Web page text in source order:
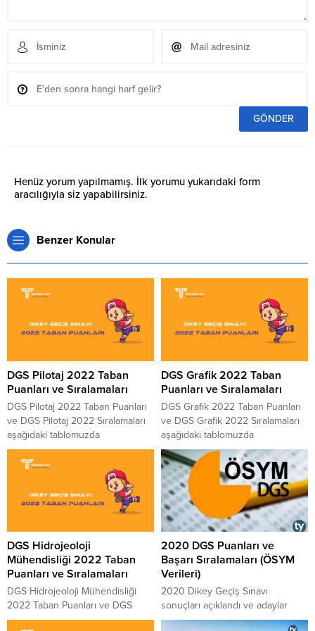
Henüz yorum yapılmamış. İlk yorumu yukarıdaki form
aracılığıyla siz yapabilirsiniz.
Benzer Konular
DGS Pilotaj 2022 Taban
Puanları ve Sıralamaları
DGS Pilotaj 2022 Taban Puanları
ve DGS Pilotaj 2022 Sıralamaları
aşağıdaki tablomuzda
paylaşılmıştır. 2022 yılında
DGS’ye girecek adaylara fikir ve
bilgi vermesi için paylaştığımız
tablo ÖSYM tarafından yayınlanan
güncel rakamları içermektedir.
Puanları için aşağıdaki listeyi
inceleyebilirsiniz. Puanlar
yüksekten düşüğe doğru
sıralanmıştır. 4 Yıllık Bölümlerin
2022 Taban Puanları...
DGS Grafik 2022 Taban
Puanları ve Sıralamaları
DGS Grafik 2022 Taban Puanları
ve DGS Grafik 2022 Sıralamaları
aşağıdaki tablomuzda
paylaşılmıştır. 2022 yılında
DGS’ye girecek adaylara fikir ve
bilgi vermesi için paylaştığımız
tablo ÖSYM tarafından yayınlanan
güncel rakamları içermektedir.
Grafik 2022 DGS Taban
Puanları için aşağıdaki listeyi
inceleyebilirsiniz. Puanlar
yüksekten düşüğe doğru
sıralanmıştır. 4 Yıllık Bölümlerin
2022 Taban Puanları...
DGS Hidrojeoloji
Mühendisliği 2022 Taban
Puanları ve Sıralamaları
DGS Hidrojeoloji Mühendisliği
2022 Taban Puanları ve DGS
Hidrojeoloji Mühendisliği 2022
2020 DGS Puanları ve
Başarı Sıralamaları (ÖSYM
Verileri)
2020 Dikey Geçiş Sınavı
sonuçları açıklandı ve adaylar
üniversite tercih işlemlerini